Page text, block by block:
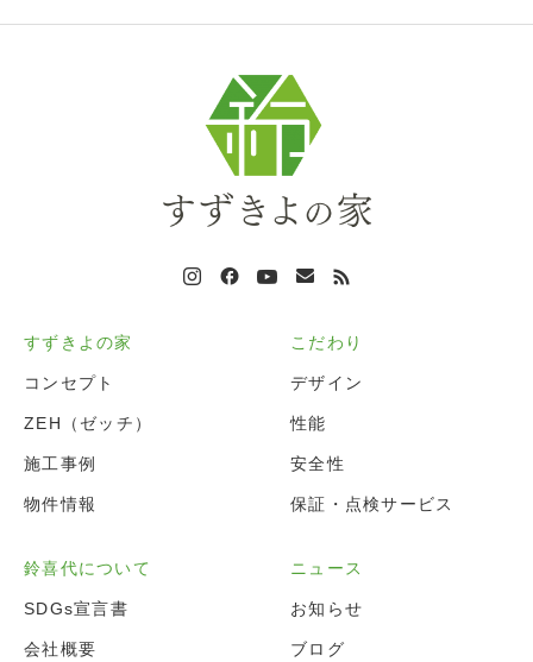
すずきよの家
コンセプト
ZEH（ゼッチ）
施工事例
物件情報
こだわり
デザイン
性能
安全性
保証・点検サービス
鈴喜代について
SDGs宣言書
会社概要
ニュース
お知らせ
ブログ